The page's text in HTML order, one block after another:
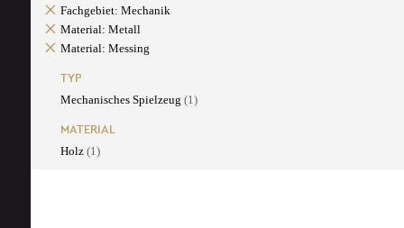
Fachgebiet: Mechanik
Material: Metall
Material: Messing
TYP
Mechanisches Spielzeug (1)
MATERIAL
Holz (1)